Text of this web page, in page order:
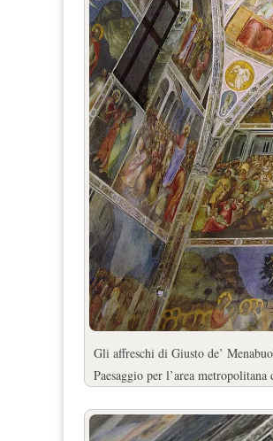
Gli affreschi di Giusto de’
Paesaggio per l’area